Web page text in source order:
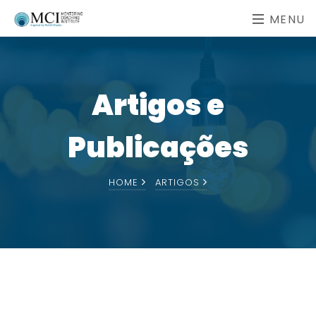
MENU
Artigos e
Publicações
HOME ARTIGOS